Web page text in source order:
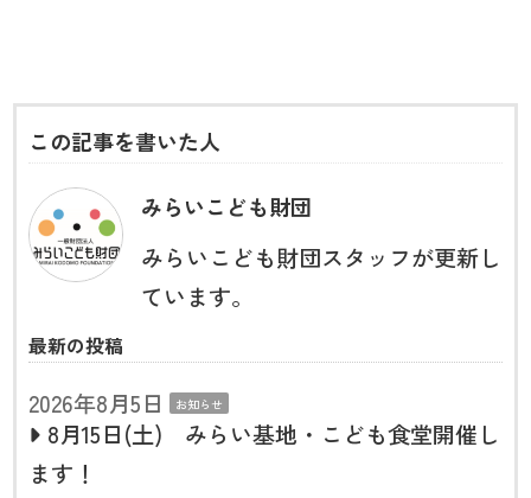
この記事を書いた人
みらいこども財団
みらいこども財団スタッフが更新し
ています。
最新の投稿
2026年8月5日 お知らせ
8月15日(土) みらい基地・こども食堂開催し
ます！